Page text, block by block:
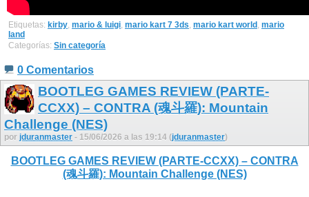
Etiquetas: kirby, mario & luigi, mario kart 7 3ds, mario kart world , mario
land
Categorías: Sin categoría
0 Comentarios
BOOTLEG GAMES REVIEW (PARTE-
CCXX) – CONTRA (魂斗羅): Mountain
Challenge (NES)
por jduranmaster - 15/06/2026 a las 19:14 (jduranmaster)
BOOTLEG GAMES REVIEW (PARTE-CCXX) – CONTRA
(魂斗羅): Mountain Challenge (NES)